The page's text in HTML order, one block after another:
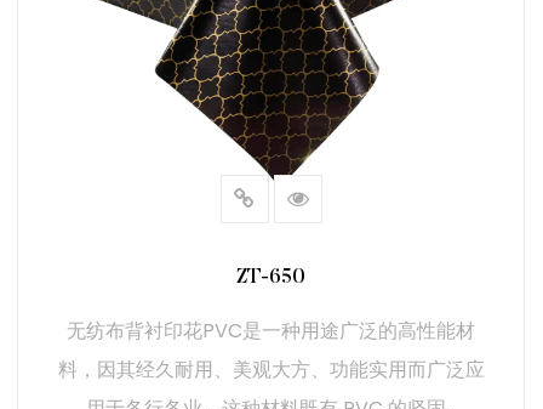
ZT-650
无纺布背衬印花PVC是一种用途广泛的高性能材
料，因其经久耐用、美观大方、功能实用而广泛应